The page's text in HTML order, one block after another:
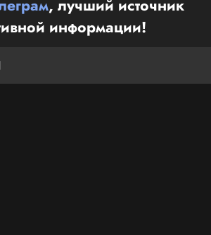
, лучший источник
информации!